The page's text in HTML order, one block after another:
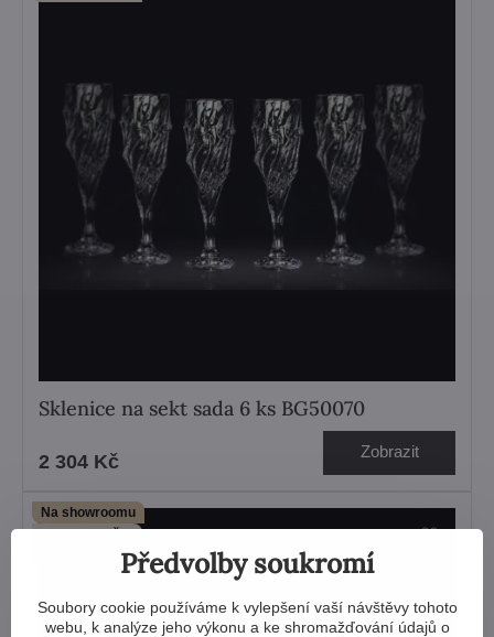
Sklenice na sekt sada 6 ks BG50070
2 304 Kč Zobrazit
Na showroomu
Předvolby soukromí
Soubory cookie používáme k vylepšení vaší návštěvy tohoto
webu, k analýze jeho výkonu a ke shromažďování údajů o